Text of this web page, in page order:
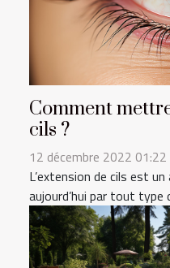
Comment
cils ?
12 décembre 2022 01:22
L’extension de cils est
aujourd’hui par tout type